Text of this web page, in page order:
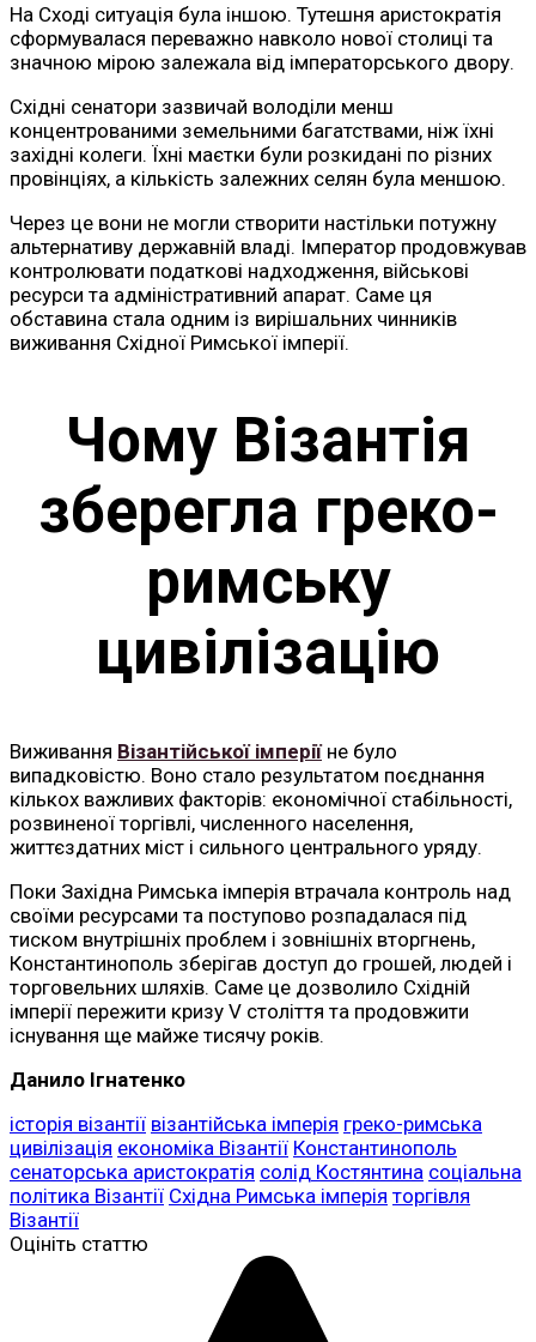
На Сході ситуація була іншою. Тутешня аристократія
сформувалася переважно навколо нової столиці та
значною мірою залежала від імператорського двору.
Східні сенатори зазвичай володіли менш
концентрованими земельними багатствами, ніж їхні
західні колеги. Їхні маєтки були розкидані по різних
провінціях, а кількість залежних селян була меншою.
Через це вони не могли створити настільки потужну
альтернативу державній владі. Імператор продовжував
контролювати податкові надходження, військові
ресурси та адміністративний апарат. Саме ця
обставина стала одним із вирішальних чинників
виживання Східної Римської імперії.
Чому Візантія
зберегла греко-
римську
цивілізацію
Виживання Візантійської імперіїне було
випадковістю. Воно стало результатом поєднання
кількох важливих факторів: економічної стабільності,
розвиненої торгівлі, численного населення,
життєздатних міст і сильного центрального уряду.
Поки Західна Римська імперія втрачала контроль над
своїми ресурсами та поступово розпадалася під
тиском внутрішніх проблем і зовнішніх вторгнень,
Константинополь зберігав доступ до грошей, людей і
торговельних шляхів. Саме це дозволило Східній
імперії пережити кризу V століття та продовжити
існування ще майже тисячу років.
Данило Ігнатенко
історія візантії візантійська імперія греко-римська
цивілізація економіка Візантії Константинополь
сенаторська аристократія солід Костянтина соціальна
політика Візантії Східна Римська імперія торгівля
Візантії
Оцініть статтю